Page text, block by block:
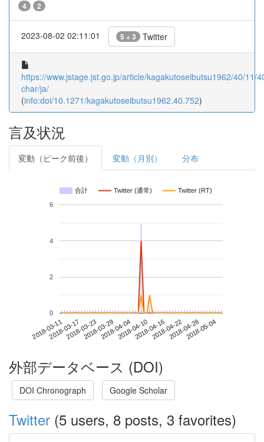
4 2
2023-08-02 02:11:01 5 + 3 Twitter
https://www.jstage.jst.go.jp/article/kagakutoseibutsu1962/40/11/
char/ja/
(info:doi/10.1271/kagakutoseibutsu1962.40.752)
言及状況
変動（ピーク前後） 変動（月別） 分布
合計 Twitter (通常) Twitter (RT)
2018-03-112018-03-172018-03-232018-03-292018-04-042018-04-102018-04-162018-04-222018-04-282018-05-04
0
2
4
6
外部データベース (DOI)
DOI Chronograph Google Scholar
Twitter (5 users, 8 posts, 3 favorites)